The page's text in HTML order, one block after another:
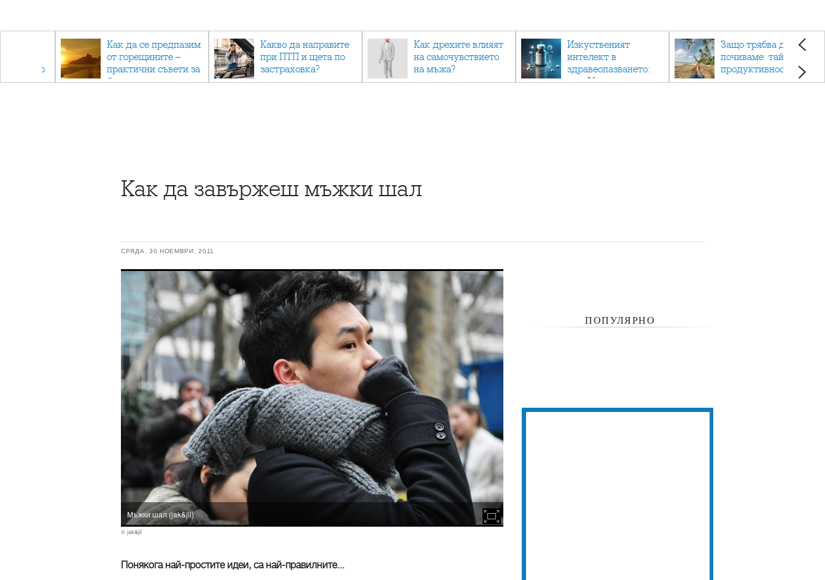
отново
Как да се предпазим
от горещините –
практични съвети за
безопасно лято
Какво да направите
при ПТП и щета по
застраховка?
Как дрехите влияят
на самочувствието
на мъжа?
Изкуственият
интелект в
здравеопазването:
как AI променя
Защо трябва да си
почиваме: тайната на
продуктивността,
здравето и добрия
Как да завържеш мъжки шал
СРЯДА, 30 НОЕМВРИ, 2011
Мъжки шал (jak&jil)
© jak&jil
Понякога най-простите идеи, са най-правилните...
ПОПУЛЯРНО